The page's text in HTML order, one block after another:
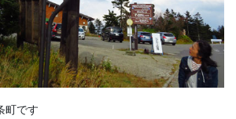
町です